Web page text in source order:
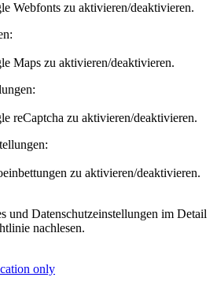
Webfonts zu aktivieren/deaktivieren.
Maps zu aktivieren/deaktivieren.
reCaptcha zu aktivieren/deaktivieren.
zu aktivieren/deaktivieren.
und Datenschutzeinstellungen im Detail
nachlesen.
only